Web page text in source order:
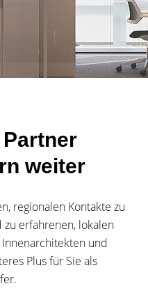
weiter
regionalen Kontakte zu
zu erfahrenen, lokalen
und
Plus für Sie als